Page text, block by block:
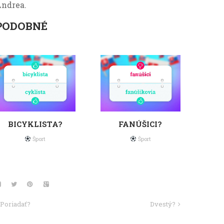
BICYKLISTA?
Šport
FANÚŠICI?
Šport
Poriadať? Dvestý?